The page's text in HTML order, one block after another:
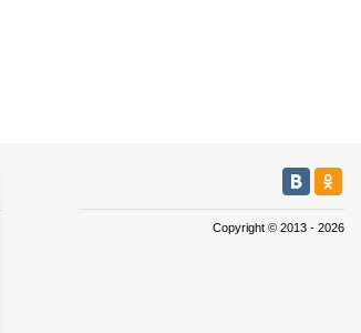
Copyright © 2013 - 2026